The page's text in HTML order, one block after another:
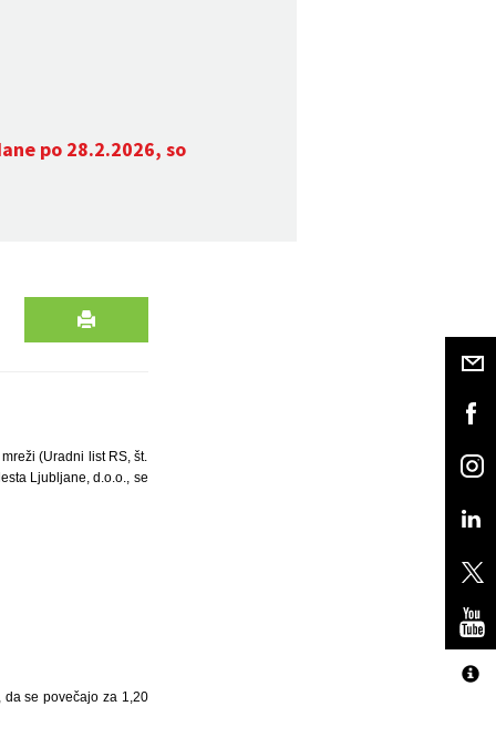
po 28.2.2026, so
(Uradni list RS, št.
Ljubljane, d.o.o., se
da se povečajo za 1,20